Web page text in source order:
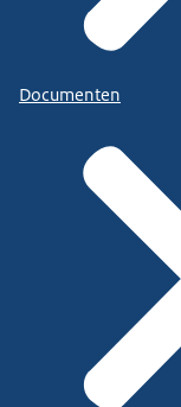
Documenten